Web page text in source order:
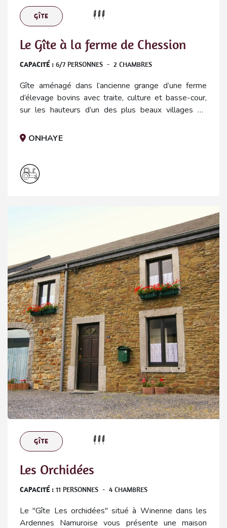
GÎTE
Le Gîte à la ferme de Chession
CAPACITÉ : 6/7 PERSONNES - 2 CHAMBRES
Gîte aménagé dans l’ancienne grange d’une ferme
d’élevage bovins avec traite, culture et basse-cour,
sur les hauteurs d’un des plus beaux villages de
ONHAYE
GÎTE
Les Orchidées
CAPACITÉ : 11 PERSONNES - 4 CHAMBRES
Le "Gîte Les orchidées" situé à Winenne dans les
Ardennes Namuroise vous présente une maison